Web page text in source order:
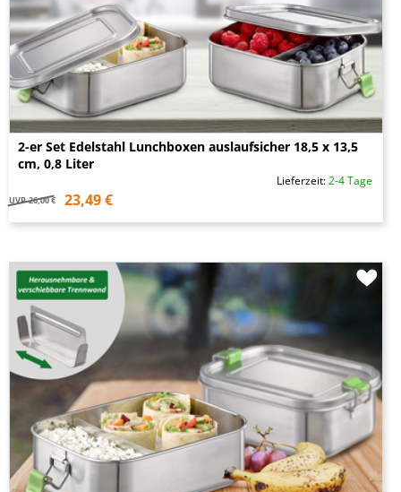
2-er Set Edelstahl Lunchboxen auslaufsicher 18,5 x 13,5
cm, 0,8 Liter
Lieferzeit:2-4 Tage
UVP 26,00 € 23,49 €